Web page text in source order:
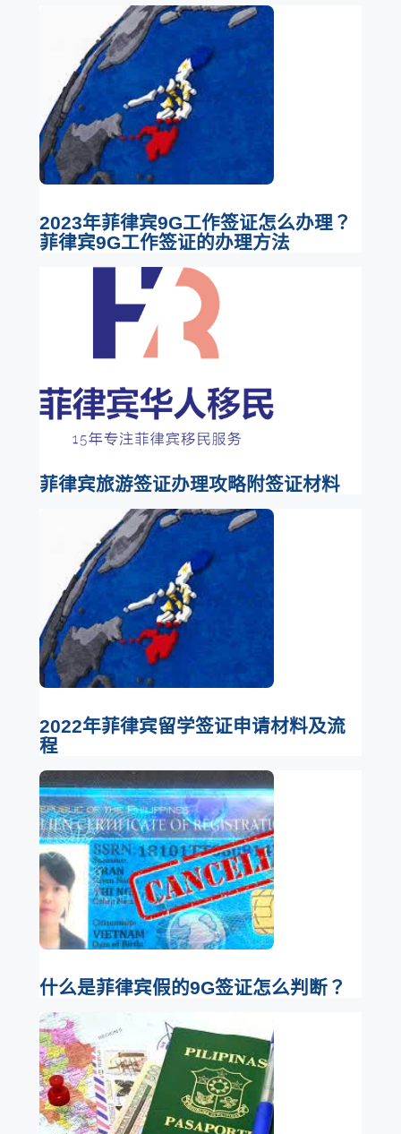
2023年菲律宾9G工作签证怎么办理？
菲律宾9G工作签证的办理方法
菲律宾旅游签证办理攻略附签证材料
2022年菲律宾留学签证申请材料及流
程
什么是菲律宾假的9G签证怎么判断？